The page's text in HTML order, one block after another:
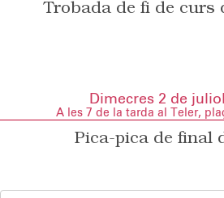
Trobada de fi de curs
Dimecres 2 de
A les 7 de la tarda al Teler,
Pica-pica de final